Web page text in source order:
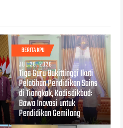
BERITA KPU
JUL 26, 2026
Tiga Guru Bukittinggi Ikuti
Pelatihan Pendidikan Sains
di Tiongkok, Kadisdikbud:
Bawa Inovasi untuk
Pendidikan Gemilang